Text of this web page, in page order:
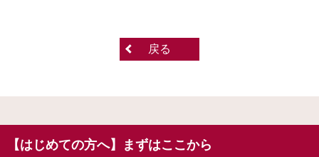
戻る
【はじめての方へ】まずはここから